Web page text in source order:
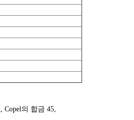
Copel의 합금 45,